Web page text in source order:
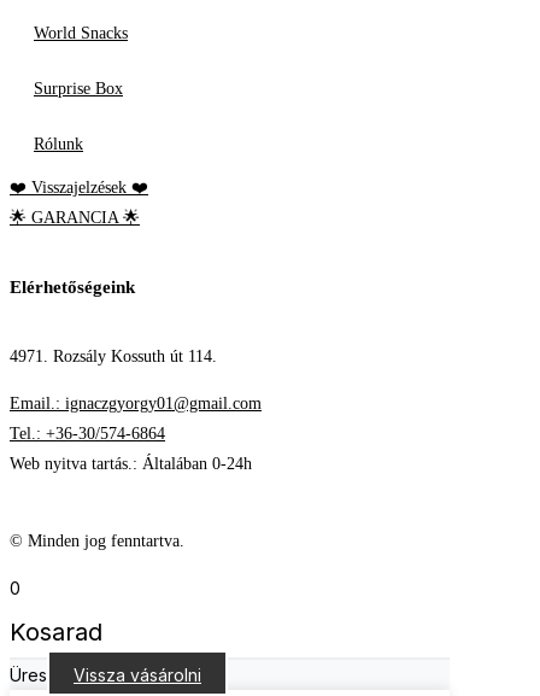
World Snacks
Surprise Box
Rólunk
❤️ Visszajelzések ❤️
🌟 GARANCIA 🌟
Elérhetőségeink
4971. Rozsály Kossuth út 114.
Email.: ignaczgyorgy01@gmail.com
Tel.: +36-30/574-6864
Web nyitva tartás.: Általában 0-24h
© Minden jog fenntartva.
0
Kosarad
Üres Vissza vásárolni